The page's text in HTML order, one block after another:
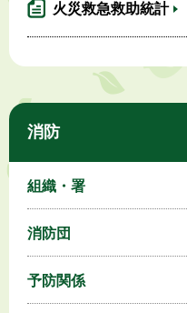
火災救急救助統計
消防
組織・署
消防団
予防関係